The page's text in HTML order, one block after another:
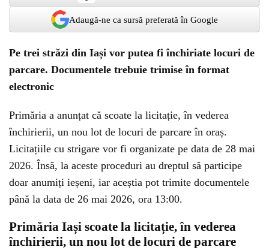
Adaugă-ne ca sursă preferată în Google
Pe trei străzi din Iași vor putea fi închiriate locuri de
parcare. Documentele trebuie trimise în format
electronic
Primăria a anunțat că scoate la licitație, în vederea
închirierii, un nou lot de locuri de parcare în oraș.
Licitațiile cu strigare vor fi organizate pe data de 28 mai
2026. Însă, la aceste proceduri au dreptul să participe
doar anumiți ieșeni, iar aceștia pot trimite documentele
până la data de 26 mai 2026, ora 13:00.
Primăria Iași scoate la licitație, în vederea
închirierii, un nou lot de locuri de parcare